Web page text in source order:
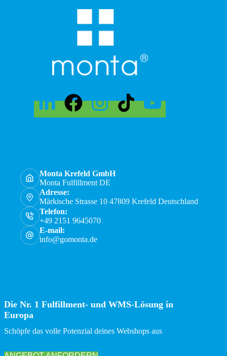
Monta Krefeld GmbH
Monta Fulfillment DE
Adresse:
Märkische Strasse 10 47809 Krefeld Deutschland
Telefon:
+49 2151 9645070
E-mail:
info@gomonta.de
Die Nr. 1 Fulfillment- und WMS-Lösung in
Europa
Schöpfe das volle Potenzial deines Webshops aus